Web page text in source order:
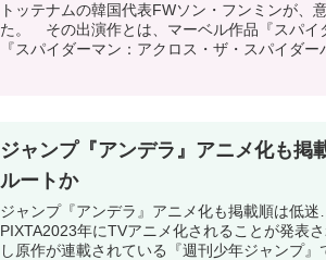
トッテナムの韓国代表FWソン・フンミンが、
た。 その出演作とは、マーベル作品『スパイ
『スパイダーマン：アクロス・ザ・スパイダ
ジャンプ『アンデラ』アニメ化も
ルートか
ジャンプ『アンデラ』アニメ化も掲載順は低
PIXTA2023年にTVアニメ化されることが発表
し原作が連載されている『週刊少年ジャンプ』